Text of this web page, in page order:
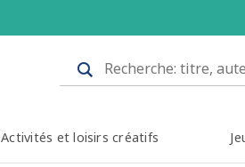
Activités et loisirs créatifs